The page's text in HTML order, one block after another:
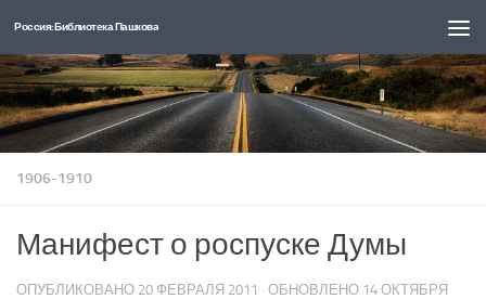
Перейти к содержимому
Россия: Библиотека Пашкова
1906-1910
Манифест о роспуске Думы
ОПУБЛИКОВАНО 20 ФЕВРАЛЯ 2011 · ОБНОВЛЕНО 14 ОКТЯБРЯ